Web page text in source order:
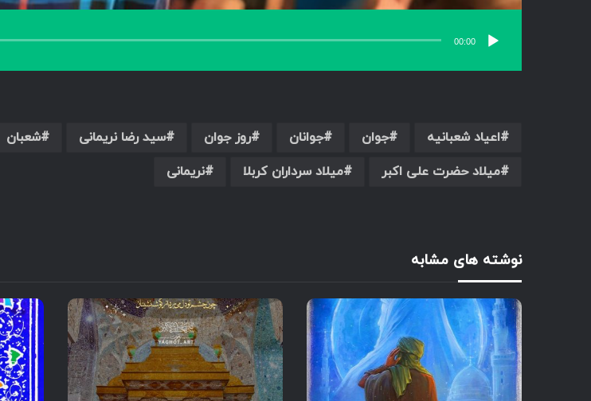
00:00
اعیاد شعبانیه جوان جوانان روز جوان سید رضا نریمانی شعبان
میلاد حضرت علی اکبر
میلاد سرداران کربلا نریمانی
نوشته های مشابه